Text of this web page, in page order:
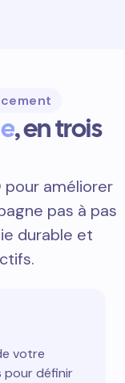
, en trois
pour améliorer
pas à pas
durable et
votre
pour définir